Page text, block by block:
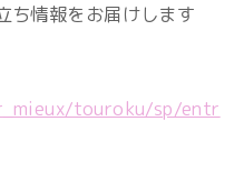
ち情報をお届けします
touroku/sp/entr